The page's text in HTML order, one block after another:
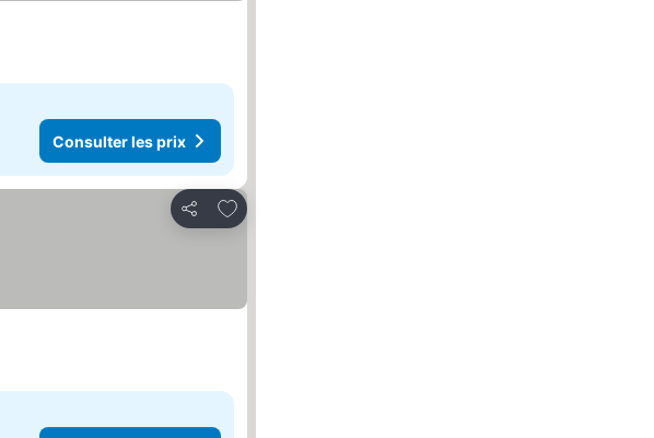
Consulter les prix
Partager
Ajouter à mes favoris